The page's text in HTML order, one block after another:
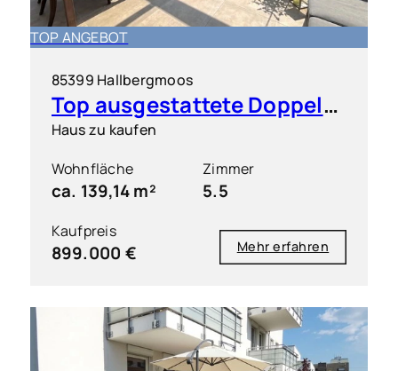
TOP ANGEBOT
85399 Hallbergmoos
Top ausgestattete Doppelhaushälfte in sehr guter Lage
Haus zu kaufen
Wohnfläche
ca. 139,14 m²
Zimmer
5.5
Kaufpreis
899.000 € Mehr erfahren